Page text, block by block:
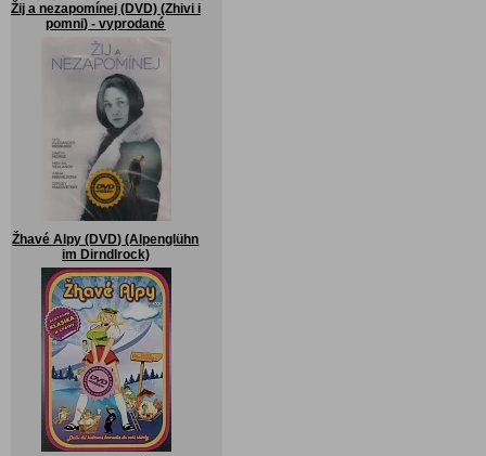
Žij a nezapomínej (DVD) (Zhivi i
pomni) - vyprodané
Žhavé Alpy (DVD) (Alpenglühn
im Dirndlrock)